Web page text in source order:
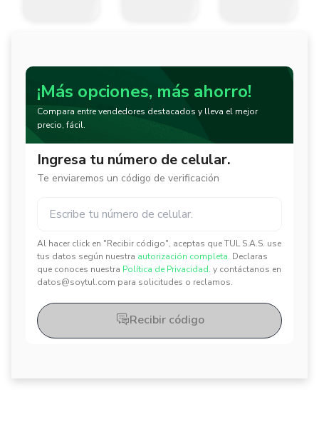
¡Más opciones, más ahorro!
Compara entre vendedores destacados y lleva el mejor
precio, fácil.
Ingresa tu número de celular.
Te enviaremos un código de verificación
Al hacer click en "Recibir código", aceptas que TUL S.A.S. use
tus datos según nuestra autorización completa. Declaras
que conoces nuestra Política de Privacidad. y contáctanos en
datos@soytul.com para solicitudes o reclamos.
✕
✕
Recibir código